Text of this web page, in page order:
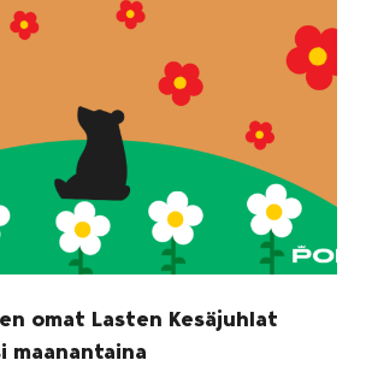
omat Lasten Kesäjuhlat
maanantaina